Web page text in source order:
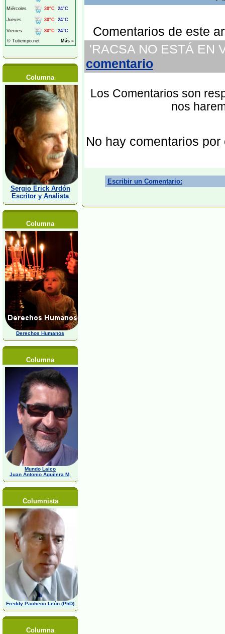
Columna
Sergio Erick Ardón
Escritor y Analista
Columna
Derechos Humanos
Columna
Mundo Laico
Juan Antonio Aguilera M,
Columnista
Freddy Pacheco León (PhD)
Columna
Comentarios de este
'RACSA NO ESTÁ EN
comentario
Los Comentarios son
nos
No hay comentarios por
Escribir un Comentario: